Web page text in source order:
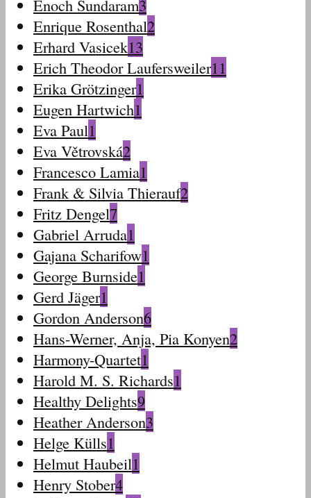
Enoch Sundaram3
Enrique Rosenthal2
Erhard Vasicek13
Erich Theodor Laufersweiler11
Erika Grötzinger1
Eugen Hartwich1
Eva Paul1
Eva Větrovská2
Francesco Lamia1
Frank & Silvia Thierauf2
Fritz Dengel7
Gabriel Arruda1
Gajana Scharifow1
George Burnside1
Gerd Jäger1
Gordon Anderson6
Hans-Werner, Anja, Pia Konyen2
Harmony-Quartet1
Harold M. S. Richards1
Healthy Delights9
Heather Anderson3
Helge Külls1
Helmut Haubeil1
Henry Stober4